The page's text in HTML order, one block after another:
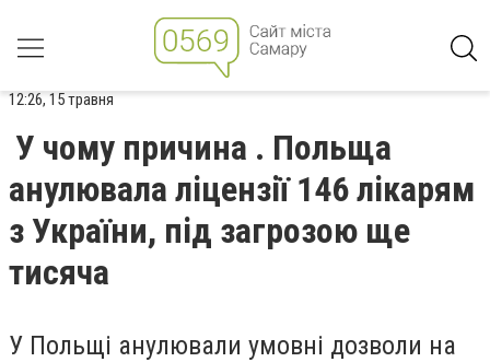
12:26, 15 травня
У чому причина . Польща
анулювала ліцензії 146 лікарям
з України, під загрозою ще
тисяча
У Польщі анулювали умовні дозволи на